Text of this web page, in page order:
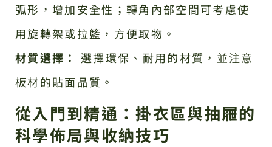
弧形，增加安全性；轉角內部空間可考慮使
用旋轉架或拉籃，方便取物。
材質選擇：
選擇環保、耐用的材質，並注意
板材的貼面品質。
從入門到精通：掛衣區與抽屜的
科學佈局與收納技巧